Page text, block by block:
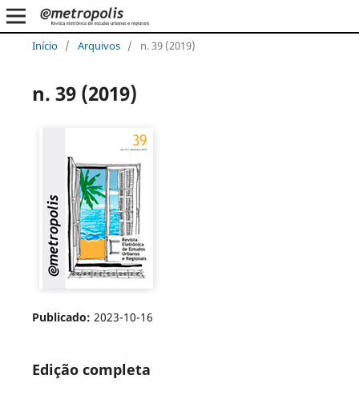
Início / Arquivos / n. 39 (2019)
n. 39 (2019)
Publicado: 2023-10-16
Edição completa